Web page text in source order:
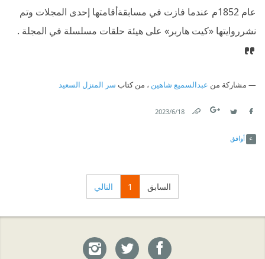
عام 1852م عندما فازت في مسابقةأقامتها إحدى المجلات وتم
نشرروايتها «كيت هاربر» على هيئة حلقات مسلسلة في المجلة .
مشاركة من عبدالسميع شاهين ، من كتاب سر المنزل السعيد
18‏/6‏/2023
أوافق
السابق 1 التالي